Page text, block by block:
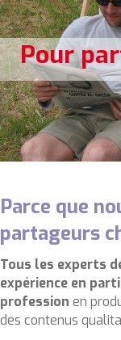
Pour
Parce que
partageurs
Tous les experts
expérience en
profession en
des contenus